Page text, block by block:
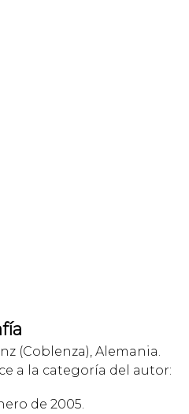
(Coblenza), Alemania.
a la categoría del autor:
de 2005.